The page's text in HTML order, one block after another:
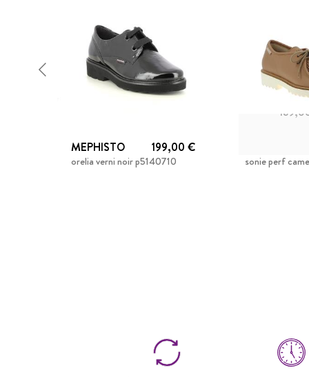
MEPHISTO 199,00 €
orelia verni noir p5140710 sonie perf